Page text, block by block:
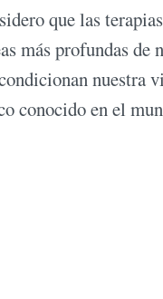
que las
más profundas de
nuestra
conocido en el